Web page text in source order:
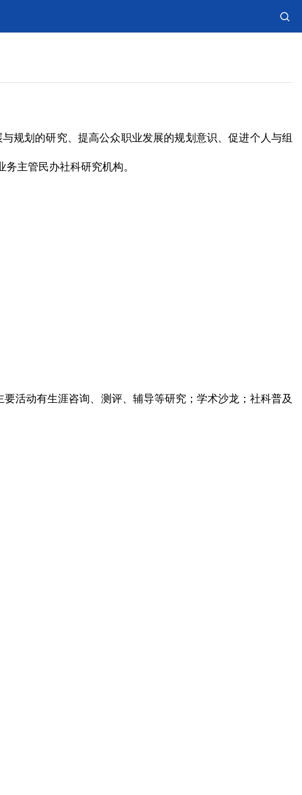
规划的研究、提高公众职业发展的规划意识、促进个人与组
主管民办社科研究机构。
活动有生涯咨询、测评、辅导等研究；学术沙龙；社科普及